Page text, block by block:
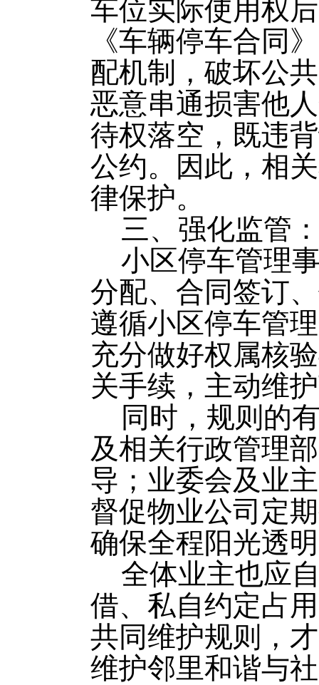
车位实际使用权
《车辆停车合同
配机制，破坏公
恶意串通损害他
待权落空，既违
公约。因此，相
律保护。
三、强化监管
小区停车管理
分配、合同签订
遵循小区停车管
充分做好权属核
关手续，主动维
同时，规则的
及相关行政管理
导；业委会及业
督促物业公司定
确保全程阳光透
全体业主也应
借、私自约定占
共同维护规则，
维护邻里和谐与